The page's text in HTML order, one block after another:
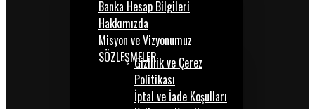
Banka Hesap Bilgileri
Hakkımızda
Misyon ve Vizyonumuz
SÖZLEŞMELERGizlilik ve Çerez
Politikası
İptal ve İade Koşulları